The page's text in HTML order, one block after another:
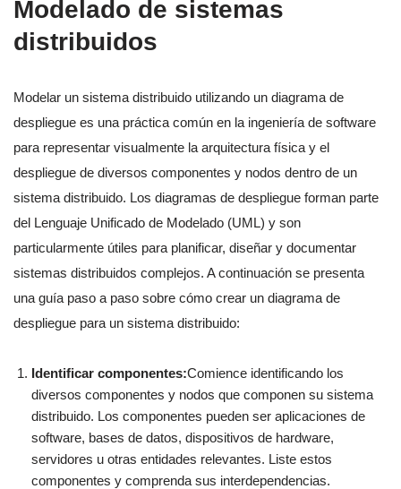
Modelado de sistemas
distribuidos
Modelar un sistema distribuido utilizando un diagrama de
despliegue es una práctica común en la ingeniería de software
para representar visualmente la arquitectura física y el
despliegue de diversos componentes y nodos dentro de un
sistema distribuido. Los diagramas de despliegue forman parte
del Lenguaje Unificado de Modelado (UML) y son
particularmente útiles para planificar, diseñar y documentar
sistemas distribuidos complejos. A continuación se presenta
una guía paso a paso sobre cómo crear un diagrama de
despliegue para un sistema distribuido:
Identificar componentes:Comience identificando los
diversos componentes y nodos que componen su sistema
distribuido. Los componentes pueden ser aplicaciones de
software, bases de datos, dispositivos de hardware,
servidores u otras entidades relevantes. Liste estos
componentes y comprenda sus interdependencias.